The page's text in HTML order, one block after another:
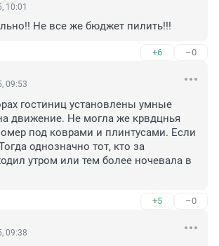
10:01
Не все же бюджет пилить!!!
+6 –0
09:53
гостиниц установлены умные
движение. Не могла же крвдцнья
под коврами и плинтусами. Если
однозначно тот, кто за
утром или тем более ночевала в
+5 –0
09:38